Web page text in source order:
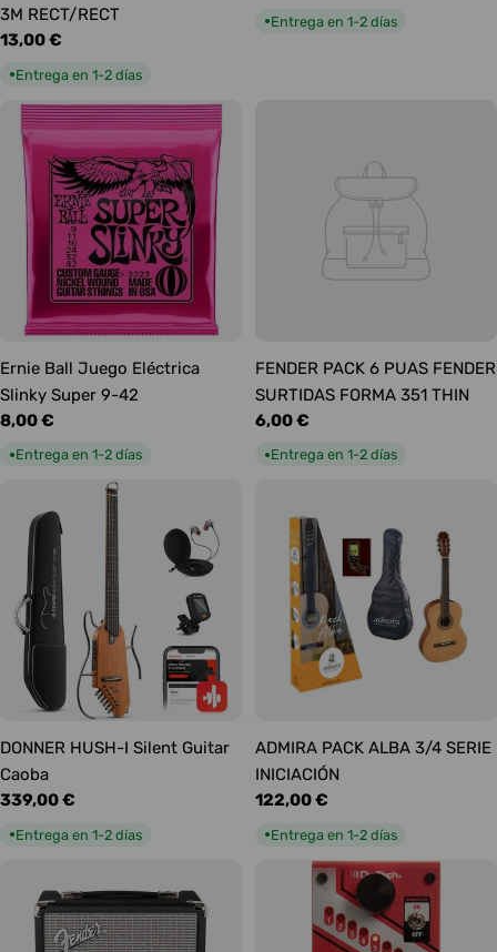
3M RECT/RECT
Precio
13,00 €
●Entrega en 1-2 días
●Entrega en 1-2 días
Ernie Ball Juego Eléctrica
Slinky Super 9-42
Precio
habitual
8,00 €
●Entrega en 1-2 días
FENDER PACK 6 PUAS FENDER
SURTIDAS FORMA 351 THIN
Precio
habitual
6,00 €
●Entrega en 1-2 días
DONNER HUSH-I Silent Guitar
Caoba
Precio
339,00 €
●Entrega en 1-2 días
ADMIRA PACK ALBA 3/4 SERIE
INICIACIÓN
Precio
122,00 €
●Entrega en 1-2 días